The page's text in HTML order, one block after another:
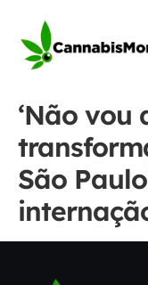
‘Não vou
São